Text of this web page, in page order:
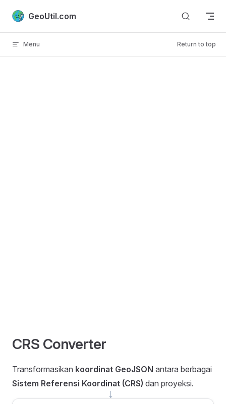
Skip to content
GeoUtil.com
Menu Return to top
CRS Converter
Transformasikan koordinat GeoJSON antara berbagai
Sistem Referensi Koordinat (CRS) dan proyeksi.
→